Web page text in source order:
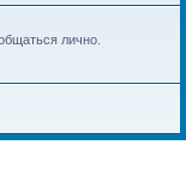
лично.